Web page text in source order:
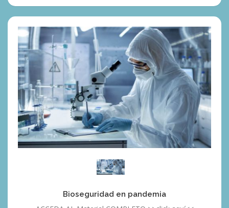
Bioseguridad
en
pandemia
Bioseguridad en pandemia